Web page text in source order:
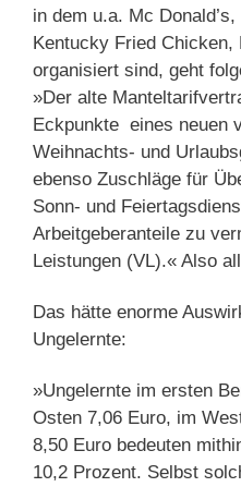
in dem u.a. Mc
Kentucky Fried Chicken,
organisiert sind, geht
»Der alte
Eckpunkte eines neuen
Weihnachts- und
ebenso Zuschläge für
Sonn- und
Arbeitgeberanteile zu
Leistungen (VL).« Also
Das hätte enorme
Ungelernte:
»Ungelernte im ersten
Osten 7,06 Euro, im
8,50 Euro bedeuten
10,2 Prozent. Selbst